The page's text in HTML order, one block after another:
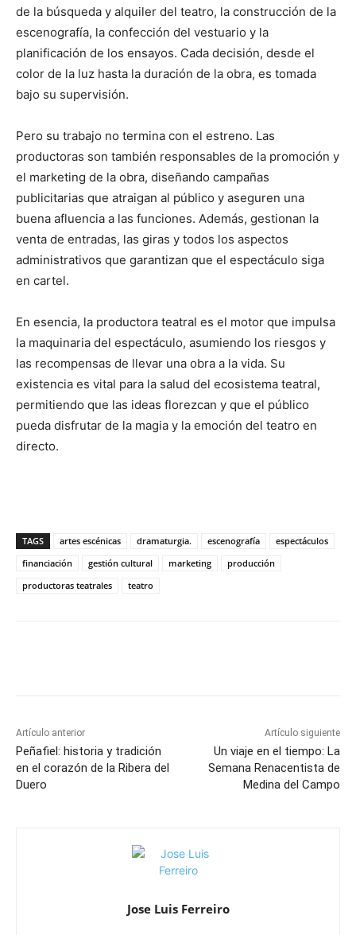
de la búsqueda y alquiler del teatro, la construcción de la
escenografía, la confección del vestuario y la
planificación de los ensayos. Cada decisión, desde el
color de la luz hasta la duración de la obra, es tomada
bajo su supervisión.
Pero su trabajo no termina con el estreno. Las
productoras son también responsables de la promoción y
el marketing de la obra, diseñando campañas
publicitarias que atraigan al público y aseguren una
buena afluencia a las funciones. Además, gestionan la
venta de entradas, las giras y todos los aspectos
administrativos que garantizan que el espectáculo siga
en cartel.
En esencia, la productora teatral es el motor que impulsa
la maquinaria del espectáculo, asumiendo los riesgos y
las recompensas de llevar una obra a la vida. Su
existencia es vital para la salud del ecosistema teatral,
permitiendo que las ideas florezcan y que el público
pueda disfrutar de la magia y la emoción del teatro en
directo.
TAGS artes escénicas dramaturgia. escenografía
espectáculos
financiación
gestión cultural marketing
producción
productoras teatrales
teatro
Artículo anterior
Peñafiel: historia y tradición
en el corazón de la Ribera del
Duero
Artículo siguiente
Un viaje en el tiempo: La
Semana Renacentista de
Medina del Campo
Jose Luis Ferreiro